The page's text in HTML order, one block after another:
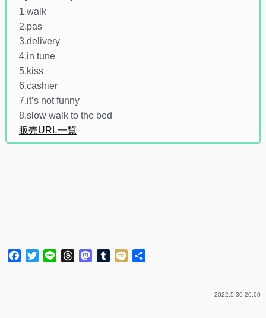
1.walk
2.pas
3.delivery
4.in tune
5.kiss
6.cashier
7.it’s not funny
8.slow walk to the bed
販売URL一覧
Facebook
TwitterLine ThreadsMastodon
Tumblr
Mixi
2022.5.30 20:00